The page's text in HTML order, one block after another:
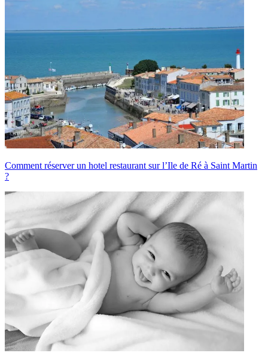
Comment réserver un hotel restaurant sur l’Ile de Ré à Saint Martin
?